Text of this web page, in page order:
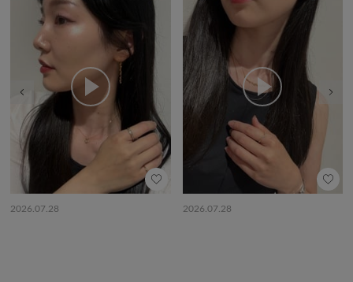
2026.07.28 2026.07.28
前の画像